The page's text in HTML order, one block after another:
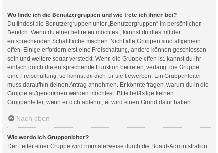
Wo finde ich die Benutzergruppen und wie trete ich ihnen bei?
Du findest die Benutzergruppen unter „Benutzergruppen“ im persönlichen
Bereich. Wenn du einer beitreten möchtest, kannst du dies mit der
entsprechenden Schaltfläche machen. Nicht alle Gruppen sind allgemein
offen. Einige erfordern erst eine Freischaltung, andere können geschlossen
sein und weitere sogar versteckt. Wenn die Gruppe offen ist, kannst du ihr
einfach durch die entsprechende Funktion beitreten; verlangt die Gruppe
eine Freischaltung, so kannst du dich für sie bewerben. Ein Gruppenleiter
muss daraufhin deinen Antrag annehmen. Er könnte fragen, warum du in die
Gruppe aufgenommen werden möchtest. Bitte belästige keinen
Gruppenleiter, wenn er dich ablehnt, er wird einen Grund dafür haben.
Nach oben
Wie werde ich Gruppenleiter?
Der Leiter einer Gruppe wird normalerweise durch die Board-Administration